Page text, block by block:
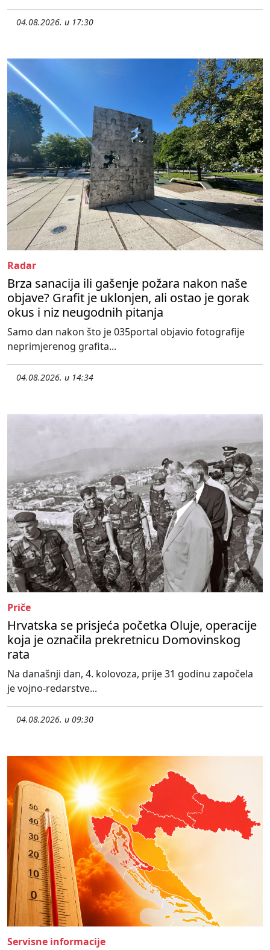
04.08.2026. u 17:30
Radar
Brza sanacija ili gašenje požara nakon naše
objave? Grafit je uklonjen, ali ostao je gorak
okus i niz neugodnih pitanja
Samo dan nakon što je 035portal objavio fotografije
neprimjerenog grafita...
04.08.2026. u 14:34
Priče
Hrvatska se prisjeća početka Oluje, operacije
koja je označila prekretnicu Domovinskog
rata
Na današnji dan, 4. kolovoza, prije 31 godinu započela
je vojno-redarstve...
04.08.2026. u 09:30
Servisne informacije